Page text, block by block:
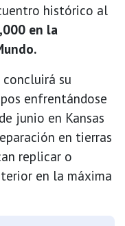
histórico al
en la
su
enfrentándose
junio en Kansas
en tierras
replicar o
en la máxima